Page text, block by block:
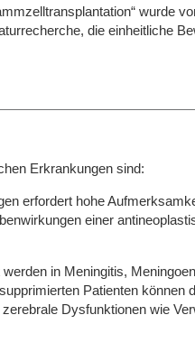
wurde
die einheitliche
Erkrankungen sind:
erfordert hohe
einer
in Meningitis,
Patienten können
Dysfunktionen wie